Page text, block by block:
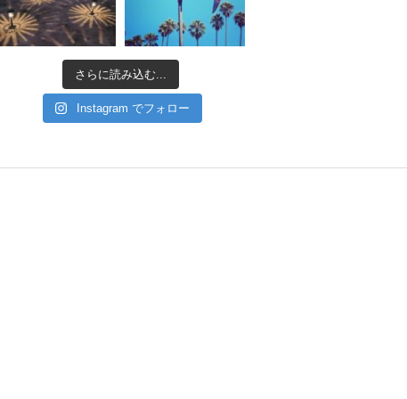
さらに読み込む...
Instagram でフォロー